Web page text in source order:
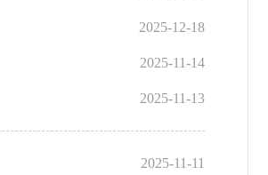
2025-12-18
2025-11-14
2025-11-13
2025-11-11